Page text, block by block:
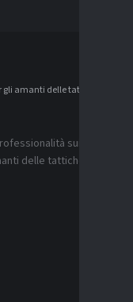
amanti delle tattiche
sui
delle tattiche